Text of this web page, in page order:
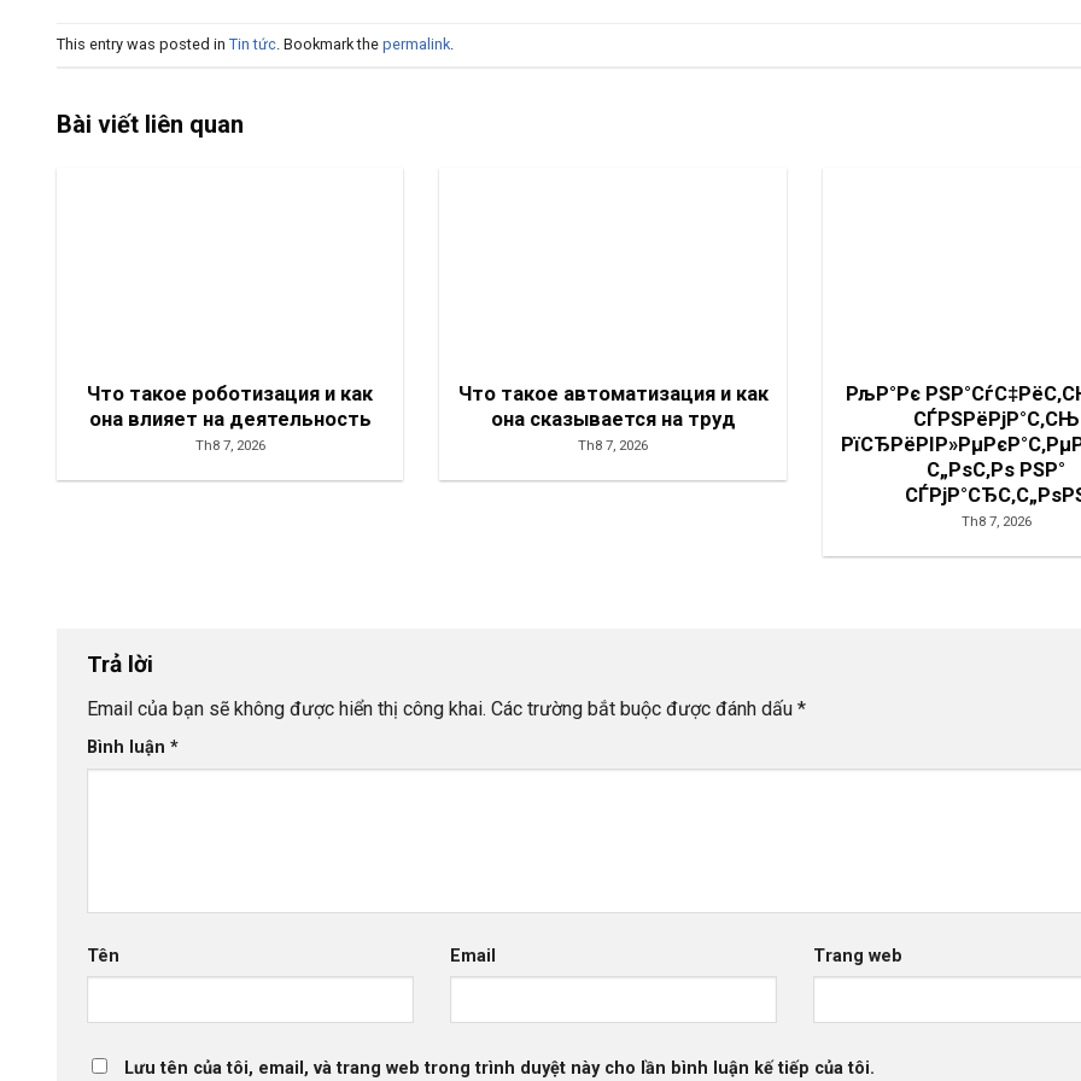
This entry was posted in Tin tức . Bookmark the permalink
Bài viết liên quan
Что такое роботизация и как
она влияет на деятельность
Th8 7, 2026
Что такое автоматизация и как
она сказывается на труд
Th8 7, 2026
РљР°Рє
СЃРЅРёРјР°С‚СЊ
С„РѕС‚Рѕ РЅР°
Th8 7, 2026
Trả lời
Email của bạn sẽ không được hiển thị công khai. Các trường bắt buộc được đánh dấu *
Bình luận *
Tên Email Trang web
Lưu tên của tôi, email, và trang web trong trình duyệt này cho lần bình luận kế tiếp của tôi.